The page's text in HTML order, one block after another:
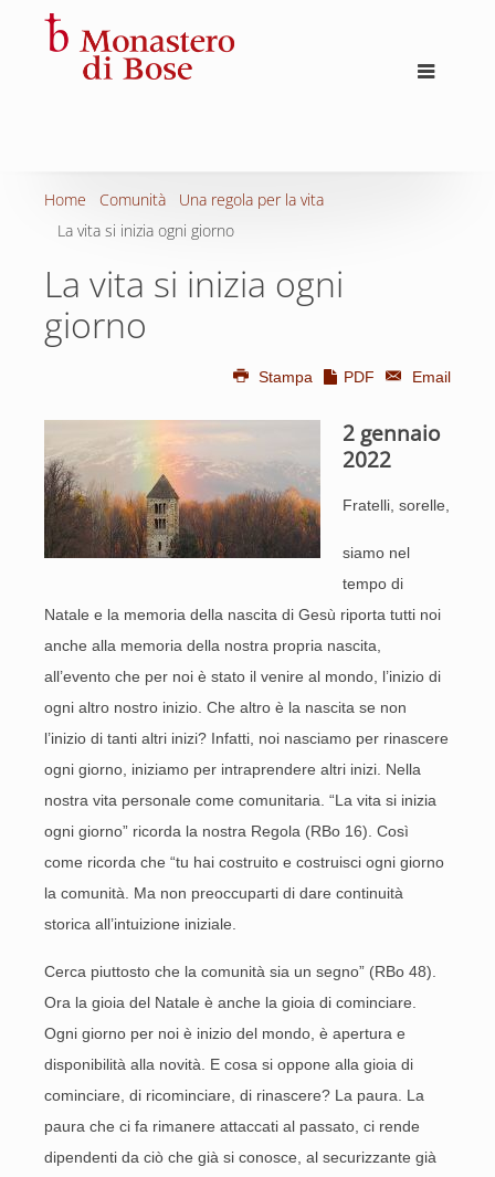
Home Comunità
Una regola per la vita
La vita si inizia ogni giorno
La vita si inizia ogni
giorno
Stampa PDF Email
2 gennaio
2022
Fratelli, sorelle,
siamo nel
tempo di
Natale e la memoria della nascita di Gesù riporta tutti noi
anche alla memoria della nostra propria nascita,
all’evento che per noi è stato il venire al mondo, l’inizio di
ogni altro nostro inizio. Che altro è la nascita se non
l’inizio di tanti altri inizi? Infatti, noi nasciamo per rinascere
ogni giorno, iniziamo per intraprendere altri inizi. Nella
nostra vita personale come comunitaria. “La vita si inizia
ogni giorno” ricorda la nostra Regola (RBo 16). Così
come ricorda che “tu hai costruito e costruisci ogni giorno
la comunità. Ma non preoccuparti di dare continuità
storica all’intuizione iniziale.
Cerca piuttosto che la comunità sia un segno” (RBo 48).
Ora la gioia del Natale è anche la gioia di cominciare.
Ogni giorno per noi è inizio del mondo, è apertura e
disponibilità alla novità. E cosa si oppone alla gioia di
cominciare, di ricominciare, di rinascere? La paura. La
paura che ci fa rimanere attaccati al passato, ci rende
dipendenti da ciò che già si conosce, al securizzante già